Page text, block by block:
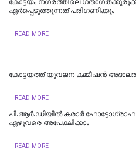
കോട്ടയം നഗരത്തിലെ
ഏർപ്പെടുത്തുന്നത് പരിഗണിക്കും
READ MORE
കോട്ടയത്ത് യുവജന കമ്മീഷൻ അദാലത്ത്;
READ MORE
പി.ആർ.ഡിയിൽ കരാർ
ഏഴുവരെ അപേക്ഷിക്കാം
READ MORE